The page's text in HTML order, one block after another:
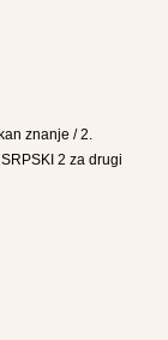
znanje /2.
2 za drugi